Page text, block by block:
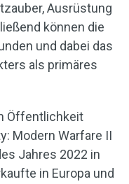
Ausrüstung
können die
und dabei das
als primäres
Öffentlichkeit
Modern Warfare II
Jahres 2022 in
in Europa und